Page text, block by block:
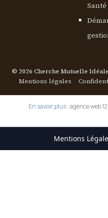
Santé
© 2026 Cherche Mutuelle Idéale
Mentions légales
En savoir plus :agence web
Mentions